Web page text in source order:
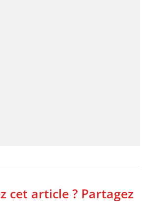
cet article ? Partagez